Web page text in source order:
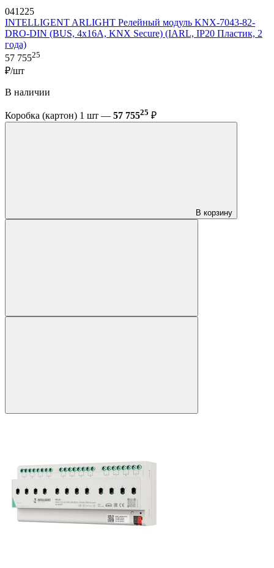
041225
INTELLIGENT ARLIGHT Релейный модуль KNX-7043-82-
DRO-DIN (BUS, 4x16А, KNX Secure) (IARL, IP20 Пластик, 2
года)
57 75525
₽/шт
В наличии
Коробка (картон) 1 шт — 57 75525 ₽
В корзину